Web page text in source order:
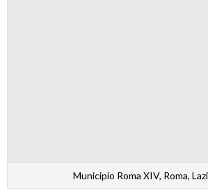
Municipio Roma XIV, Roma,